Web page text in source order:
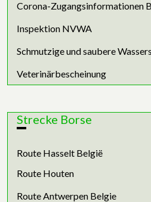
Corona-Zugangsinformationen
Inspektion NVWA
Schmutzige und saubere
Veterinärbescheinung
Strecke Borse
Route Hasselt België
Route Houten
Route Antwerpen Belgie